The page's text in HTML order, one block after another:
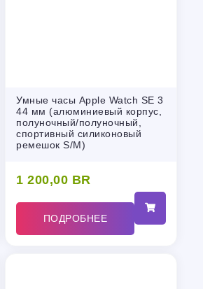
Умные часы Apple Watch SE 3
44 мм (алюминиевый корпус,
полуночный/полуночный,
спортивный силиконовый
ремешок S/M)
1 200,00 BR
ПОДРОБНЕЕ